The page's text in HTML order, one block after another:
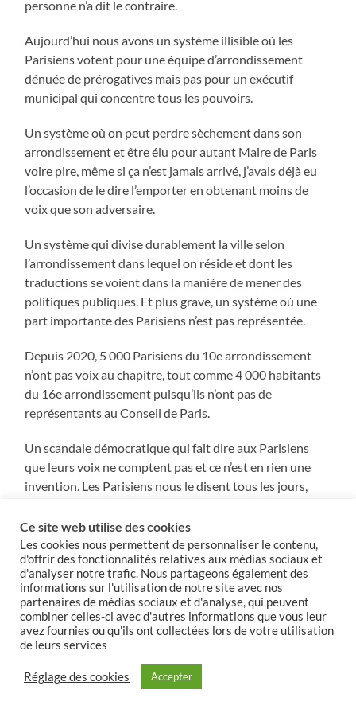
personne n’a dit le contraire.
Aujourd’hui nous avons un système illisible où les
Parisiens votent pour une équipe d’arrondissement
dénuée de prérogatives mais pas pour un exécutif
municipal qui concentre tous les pouvoirs.
Un système où on peut perdre sèchement dans son
arrondissement et être élu pour autant Maire de Paris
voire pire, même si ça n’est jamais arrivé, j’avais déjà eu
l’occasion de le dire l’emporter en obtenant moins de
voix que son adversaire.
Un système qui divise durablement la ville selon
l’arrondissement dans lequel on réside et dont les
traductions se voient dans la manière de mener des
politiques publiques. Et plus grave, un système où une
part importante des Parisiens n’est pas représentée.
Depuis 2020, 5 000 Parisiens du 10e arrondissement
n’ont pas voix au chapitre, tout comme 4 000 habitants
du 16e arrondissement puisqu’ils n’ont pas de
représentants au Conseil de Paris.
Un scandale démocratique qui fait dire aux Parisiens
que leurs voix ne comptent pas et ce n’est en rien une
invention. Les Parisiens nous le disent tous les jours,
cette incongruité qui engendre défiance et fatigue
démocratique. Et je vous ai bien écouté Madame la
Maire ce matin : à aucun moment vous n’avez remis en
question les effets pervers de la loi actuelle. À aucun
moment, aucune critique sur un système que vous paraît
aujourd’hui de toutes les vertus quitte à tordre la
réalité.
Pour vous tout va bien et tous les promoteurs d’une
évolution sont des populistes hors-sol. Le système
Ce site web utilise des cookies
Les cookies nous permettent de personnaliser le contenu,
d'offrir des fonctionnalités relatives aux médias sociaux et
d'analyser notre trafic. Nous partageons également des
informations sur l'utilisation de notre site avec nos
partenaires de médias sociaux et d'analyse, qui peuvent
combiner celles-ci avec d'autres informations que vous leur
avez fournies ou qu'ils ont collectées lors de votre utilisation
de leurs services
Réglage des cookies Accepter